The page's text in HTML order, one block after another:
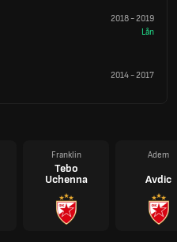
2018-2019
Lån
2014-2017
Franklin
Tebo
Uchenna
Adem
Avdic